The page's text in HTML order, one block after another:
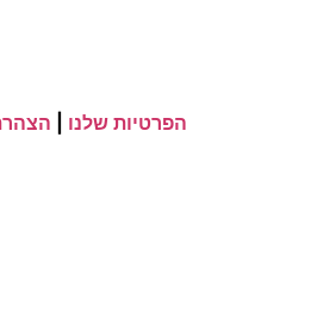
הפרטיות שלנו